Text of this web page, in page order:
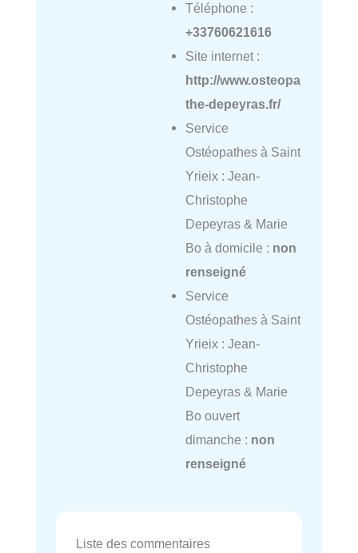
Téléphone :
+33760621616
Site internet :
http://www.osteopa
the-depeyras.fr/
Service
Ostéopathes à Saint
Yrieix : Jean-
Christophe
Depeyras & Marie
Bo à domicile : non
renseigné
Service
Ostéopathes à Saint
Yrieix : Jean-
Christophe
Depeyras & Marie
Bo ouvert
dimanche : non
renseigné
Liste des commentaires